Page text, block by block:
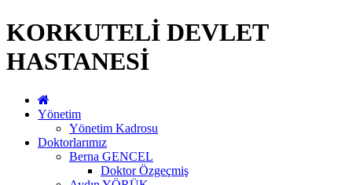
KORKUTELİ DEVLET
HASTANESİ
Yönetim
Yönetim Kadrosu
Doktorlarımız
Berna GENCEL
Doktor Özgeçmiş